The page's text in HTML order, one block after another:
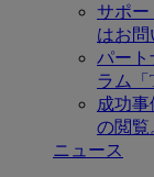
サポー
はお問
パート
ラム「
成功事
の閲覧
ニュース